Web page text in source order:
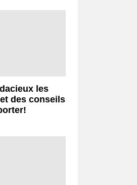
les
des conseils